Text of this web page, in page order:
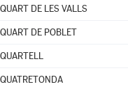
QUART DE LES VALLS
QUART DE POBLET
QUARTELL
QUATRETONDA